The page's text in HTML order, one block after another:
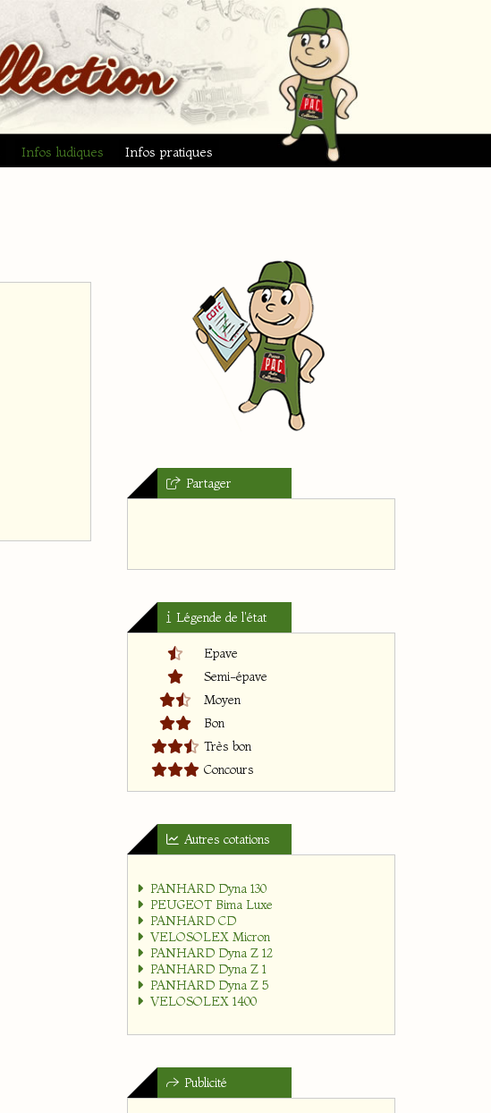
Infos ludiques Infos pratiques
Partager
Légende de l'état
Epave
Semi-épave
Moyen
Bon
Très bon
Concours
Autres cotations
PANHARD Dyna 130
PEUGEOT Bima Luxe
PANHARD CD
VELOSOLEX Micron
PANHARD Dyna Z 12
PANHARD Dyna Z 1
PANHARD Dyna Z 5
VELOSOLEX 1400
Publicité